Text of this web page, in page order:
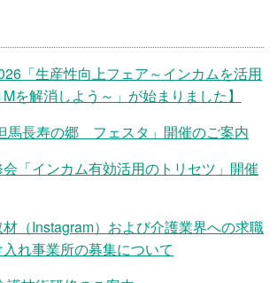
「生産性向上フェア～インカムを活用
を解消しよう～」が始まりました】
寿の郷 フェスタ」開催のご案内
「インカム有効活用のトリセツ」開催
（Instagram）および介護業界への求職
れ事業所の募集について